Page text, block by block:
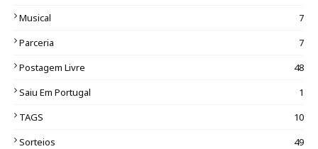
Musical
7
Parceria
7
Postagem Livre
48
Saiu Em Portugal
1
TAGS
10
Sorteios
49